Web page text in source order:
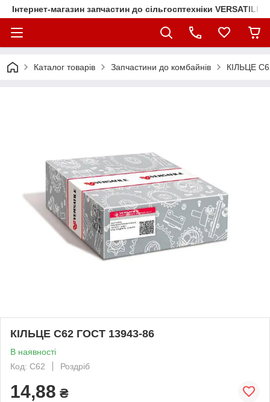
Інтернет-магазин запчастин до сільгосптехніки VERSATILE
Каталог товарів Запчастини до комбайнів КІЛЬЦЕ
КІЛЬЦЕ С62 ГОСТ 13943-86
В наявності
Код: С62
Роздріб
14,88 ₴